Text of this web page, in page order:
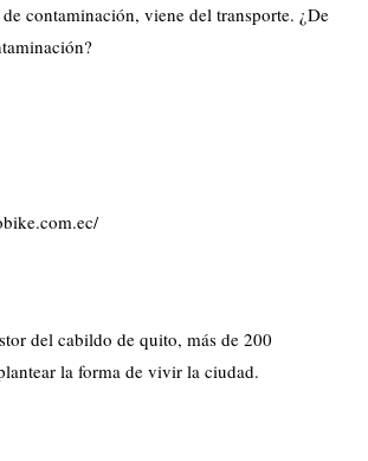
contaminación, viene del transporte. ¿De
del cabildo de quito, más de 200
la forma de vivir la ciudad.